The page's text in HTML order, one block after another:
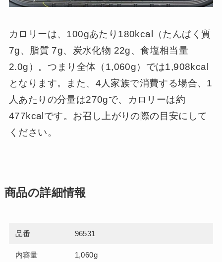
カロリーは、100gあたり180kcal（たんぱく質
7g、脂質 7g、炭水化物 22g、食塩相当量
2.0g）。つまり全体（1,060g）では1,908kcal
となります。また、4人家族で消費する場合、1
人あたりの分量は270gで、カロリーは約
477kcalです。お召し上がりの際の目安にして
ください。
商品の詳細情報
品番 96531
内容量 1,060g